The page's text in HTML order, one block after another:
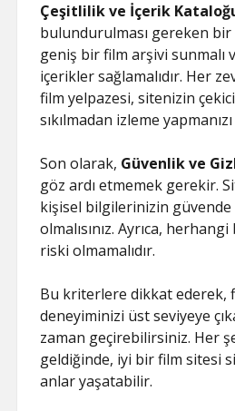
Çeşitlilik ve İçerik
bulundurulması gereken
geniş bir film arşivi sunmalı
içerikler sağlamalıdır. Her
film yelpazesi, sitenizin
sıkılmadan izleme
Son olarak, Güvenlik ve
göz ardı etmemek gerekir.
kişisel bilgilerinizin
olmalısınız. Ayrıca,
riski olmamalıdır.
Bu kriterlere dikkat ederek,
deneyiminizi üst seviyeye
zaman geçirebilirsiniz. Her
geldiğinde, iyi bir film sitesi
anlar yaşatabilir.